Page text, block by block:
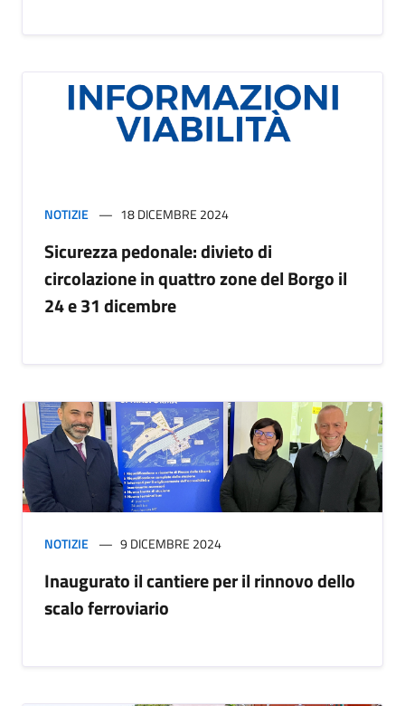
NOTIZIE 18 DICEMBRE 2024
Sicurezza pedonale: divieto di
circolazione in quattro zone del Borgo il
24 e 31 dicembre
NOTIZIE 9 DICEMBRE 2024
Inaugurato il cantiere per il rinnovo dello
scalo ferroviario